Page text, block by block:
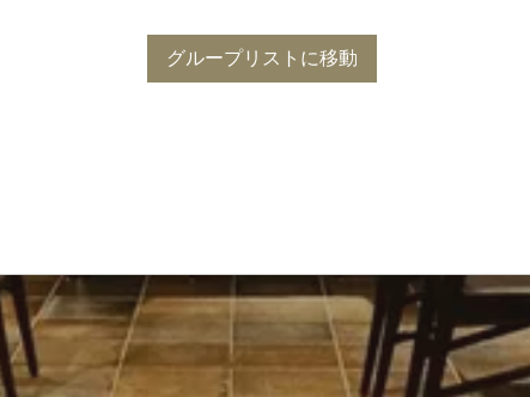
グループリストに移動